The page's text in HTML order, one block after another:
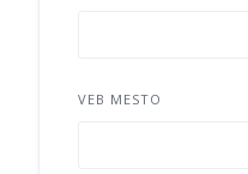
VEB MESTO